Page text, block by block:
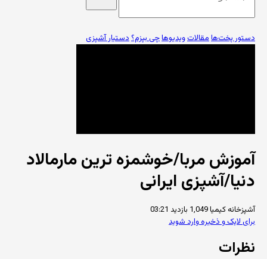
دستور پخت‌هامقالاتویدیوهاچی بپزم؟دستیار آشپزی
آموزش مربا/خوشمزه ترین مارمالاد
دنیا/آشپزی ایرانی
آشپزخانه کیمیا1,049 بازدید
03:21
برای لایک و ذخیره وارد شوید
نظرات